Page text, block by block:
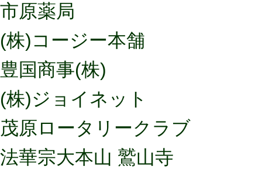
市原薬局
(株)コージー本舗
豊国商事(株)
(株)ジョイネット
茂原ロータリークラブ
法華宗大本山 鷲山寺